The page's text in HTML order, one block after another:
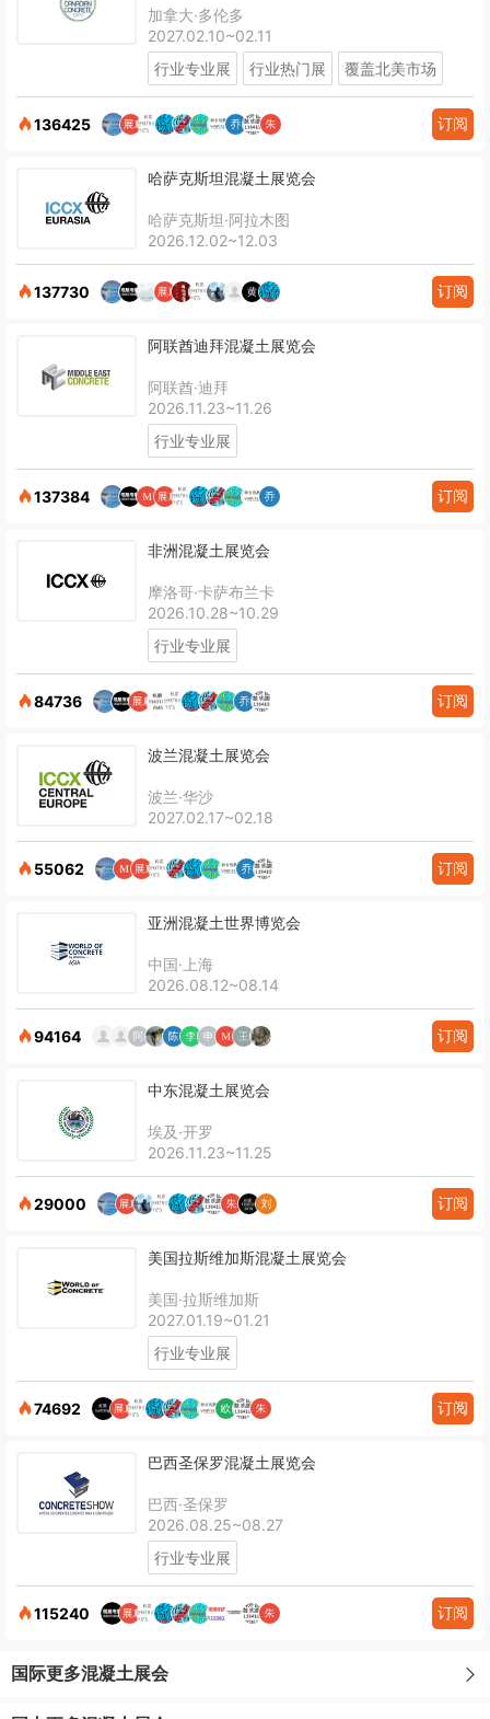
加拿大·多伦多
2027.02.10~02.11
行业专业展
行业热门展 覆盖北美市场
136425 订阅
哈萨克斯坦混凝土展览会
哈萨克斯坦·阿拉木图
2026.12.02~12.03
137730 订阅
阿联酋迪拜混凝土展览会
阿联酋·迪拜
2026.11.23~11.26
行业专业展
137384 订阅
非洲混凝土展览会
摩洛哥·卡萨布兰卡
2026.10.28~10.29
行业专业展
84736 订阅
波兰混凝土展览会
波兰·华沙
2027.02.17~02.18
55062 订阅
亚洲混凝土世界博览会
中国·上海
2026.08.12~08.14
94164 订阅
中东混凝土展览会
埃及·开罗
2026.11.23~11.25
29000 订阅
美国拉斯维加斯混凝土展览会
美国·拉斯维加斯
2027.01.19~01.21
行业专业展
74692 订阅
巴西圣保罗混凝土展览会
巴西·圣保罗
2026.08.25~08.27
行业专业展
115240 订阅
国际更多混凝土展会